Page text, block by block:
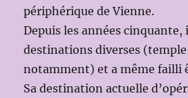
périphérique de Vienne.
Depuis les années cinquante,
destinations diverses
notamment) et a même failli
Sa destination actuelle